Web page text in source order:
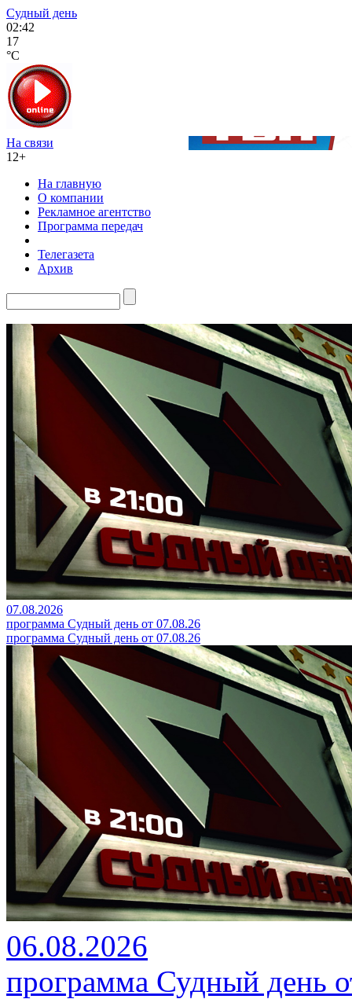
Судный день
02:42
17
°C
На связи
12+
На главную
О компании
Рекламное агентство
Программа передач
Телегазета
Архив
07.08.2026
программа Судный день от 07.08.26
программа Судный день от 07.08.26
06.08.2026
программа Судный день